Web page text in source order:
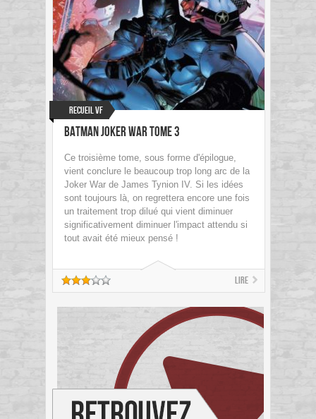
Recueil VF
Batman Joker War Tome 3
Ce troisième tome, sous forme d'épilogue,
vient conclure le beaucoup trop long arc de la
Joker War de James Tynion IV. Si les idées
sont toujours là, on regrettera encore une fois
un traitement trop dilué qui vient diminuer
significativement diminuer l'impact attendu si
tout avait été mieux pensé !
Lire